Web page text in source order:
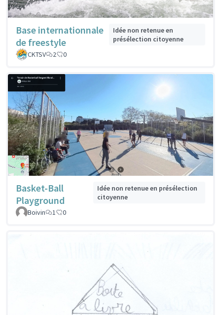
Base internationnale
de freestyle
Idée non retenue en
présélection citoyenne
CKTSV
2 0
Basket-Ball
Playground
Idée non retenue en présélection
citoyenne
Boivin
1 0